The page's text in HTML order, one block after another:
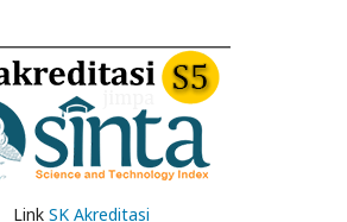
Link SK Akreditasi